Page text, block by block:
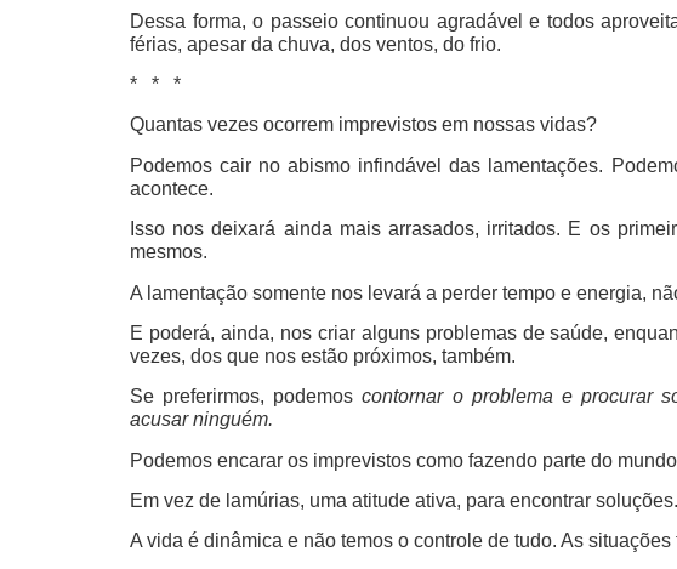
Dessa forma, o passeio continuou agradável e todos
férias, apesar da chuva, dos ventos, do frio.
* * *
Quantas vezes ocorrem imprevistos em nossas vidas?
Podemos cair no abismo infindável das lamentações.
acontece.
Isso nos deixará ainda mais arrasados, irritados. E os
mesmos.
A lamentação somente nos levará a perder tempo e energia,
E poderá, ainda, nos criar alguns problemas de saúde,
vezes, dos que nos estão próximos, também.
Se preferirmos, podemoscontornar o problema e procurar
acusar ninguém.
Podemos encarar os imprevistos como fazendo parte do
Em vez de lamúrias, uma atitude ativa, para encontrar soluções.
A vida é dinâmica e não temos o controle de tudo. As situações